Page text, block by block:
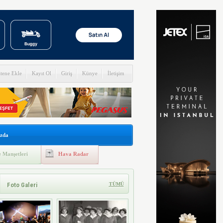
Ekle Kayıt Ol Giriş Künye İletişim
Manşetleri Hava Radar
Foto Galeri TÜMÜ